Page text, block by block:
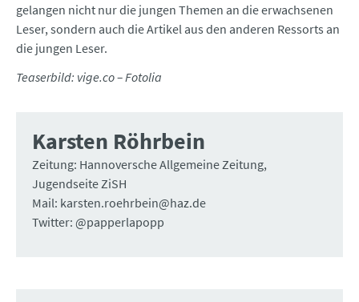
gelangen nicht nur die jungen Themen an die erwachsenen
Leser, sondern auch die Artikel aus den anderen Ressorts an
die jungen Leser.
Teaserbild: vige.co – Fotolia
Karsten Röhrbein
Zeitung: Hannoversche Allgemeine Zeitung,
Jugendseite ZiSH
Mail: karsten.roehrbein@haz.de
Twitter: @papperlapopp